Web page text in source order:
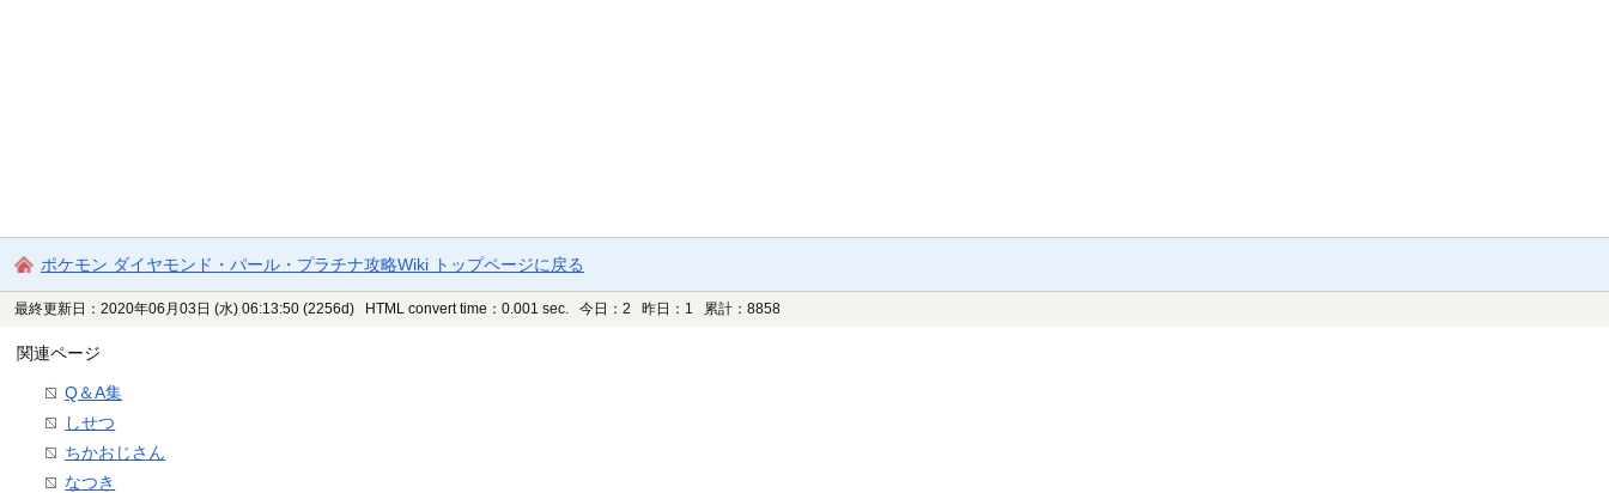
ポケモン ダイヤモンド・パール・プラチナ攻略Wiki トップページに戻る
最終更新日：2020年06月03日 (水) 06:13:50 (2256d) HTML convert time：0.001 sec. 今日：2 昨日：1 累計：8858
関連ページ
Q＆A集
しせつ
ちかおじさん
なつき